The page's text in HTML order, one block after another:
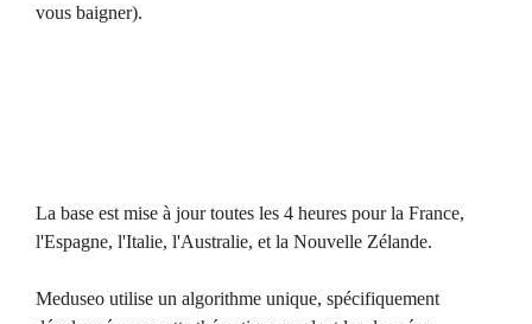
vous baigner).
La base est mise à jour toutes les 4 heures pour la France,
l'Espagne, l'Italie, l'Australie, et la Nouvelle Zélande.
Meduseo utilise un algorithme unique, spécifiquement